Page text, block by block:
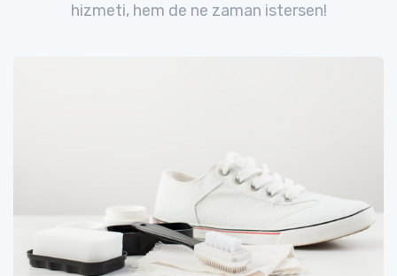
hizmeti, hem de ne zaman istersen!